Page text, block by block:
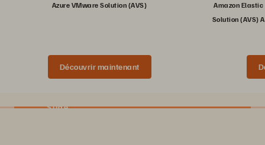
Azure VMware Solution (AVS)
Découvrir maintenant
Amazon Elastic
Solution (AVS)
Slide